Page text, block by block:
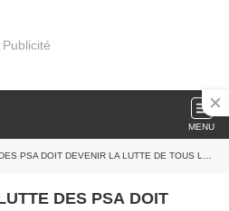
Publicité
MENU
DOIT DEVENIR LA LUTTE DE TOUS LES TRAVAILLEURS
DES PSA DOIT